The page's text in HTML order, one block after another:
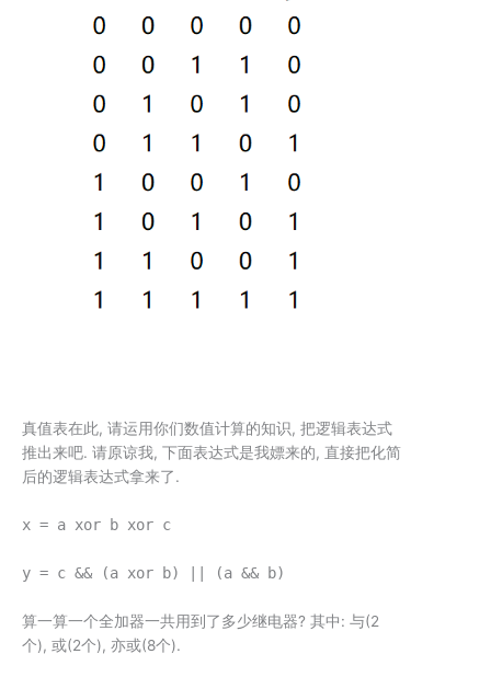
真值表在此, 请运用你们数值计算的知识, 把逻辑表达式
推出来吧. 请原谅我, 下面表达式是我嫖来的, 直接把化简
后的逻辑表达式拿来了.
x = a xor b xor c
y = c && (a xor b) || (a && b)
算一算一个全加器一共用到了多少继电器? 其中: 与(2
个), 或(2个), 亦或(8个).